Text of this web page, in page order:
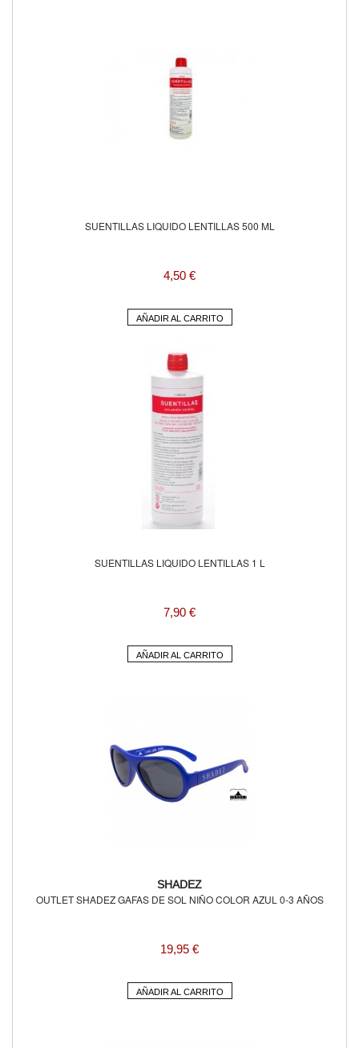
SUENTILLAS LIQUIDO LENTILLAS 500 ML
4,50 €
AÑADIR AL CARRITO
SUENTILLAS LIQUIDO LENTILLAS 1 L
7,90 €
AÑADIR AL CARRITO
SHADEZ
OUTLET SHADEZ GAFAS DE SOL NIÑO COLOR AZUL 0-3 AÑOS
19,95 €
AÑADIR AL CARRITO